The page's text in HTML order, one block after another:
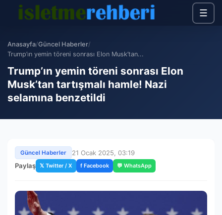
☰
Anasayfa/Güncel Haberler/
Trump’ın yemin töreni sonrası Elon Musk’tan...
Trump’ın yemin töreni sonrası Elon
Musk’tan tartışmalı hamle! Nazi
selamına benzetildi
Güncel Haberler
21 Ocak 2025, 03:19
Paylaş 𝕏 Twitter / X f Facebook 💬 WhatsApp